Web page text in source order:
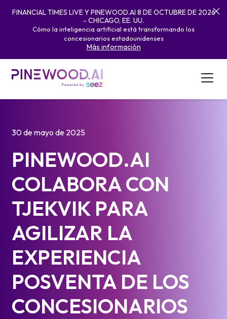
FINANCIAL TIMES LIVE Y PINEWOOD.AI 8 DE OCTUBRE DE 2026
- CHICAGO, EE. UU.
Cómo la inteligencia artificial está transformando los
concesionarios estadounidenses
Más información
30 de mayo de 2025
PINEWOOD.AI
COLABORA CON
TJEKVIK PARA
AGILIZAR LA
EXPERIENCIA
POSVENTA DE LOS
CONCESIONARIOS